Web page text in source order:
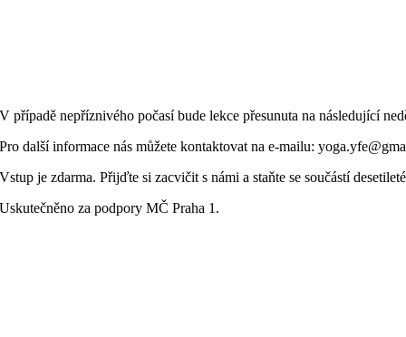
V případě nepříznivého počasí bude lekce přesunuta na následující
Pro další informace nás můžete kontaktovat na e-mailu:
Vstup je zdarma. Přijďte si zacvičit s námi a staňte se součástí
Uskutečněno za podpory MČ Praha 1.